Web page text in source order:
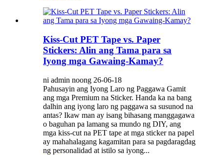
Kiss-Cut PET Tape vs. Paper
Stickers: Alin ang Tama para sa
Iyong mga Gawaing-Kamay?
ni admin noong 26-06-18
Pahusayin ang Iyong Laro ng Paggawa Gamit
ang mga Premium na Sticker. Handa ka na bang
dalhin ang iyong laro ng paggawa sa susunod na
antas? Ikaw man ay isang bihasang manggagawa
o baguhan pa lamang sa mundo ng DIY, ang
mga kiss-cut na PET tape at mga sticker na papel
ay mahahalagang kagamitan para sa pagdaragdag
ng personalidad at istilo sa iyong...